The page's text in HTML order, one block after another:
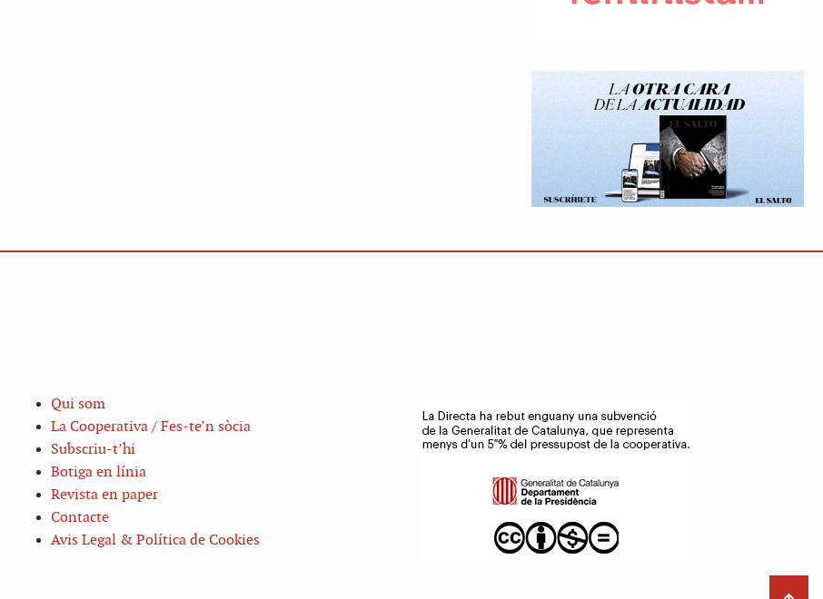
Qui som
La Cooperativa / Fes-te’n sòcia
Subscriu-t’hi
Botiga en línia
Revista en paper
Contacte
Avis Legal & Política de Cookies